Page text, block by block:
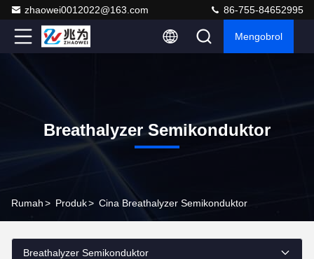
zhaowei0012022@163.com 86-755-84652995
Mengobrol
Breathalyzer Semikonduktor
Rumah> Produk> Cina Breathalyzer Semikonduktor
Breathalyzer Semikonduktor